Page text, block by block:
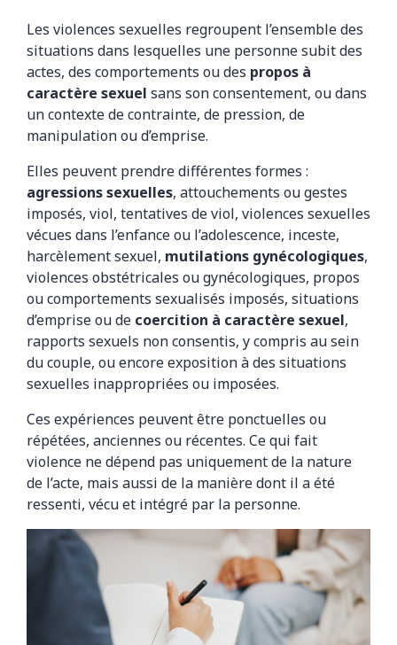
Les violences sexuelles regroupent l’ensemble des
situations dans lesquelles une personne subit des
actes, des comportements ou des propos à
caractère sexuel sans son consentement, ou dans
un contexte de contrainte, de pression, de
manipulation ou d’emprise.
Elles peuvent prendre différentes formes :
agressions sexuelles, attouchements ou gestes
imposés, viol, tentatives de viol, violences sexuelles
vécues dans l’enfance ou l’adolescence, inceste,
harcèlement sexuel, mutilations gynécologiques,
violences obstétricales ou gynécologiques, propos
ou comportements sexualisés imposés, situations
d’emprise ou de coercition à caractère sexuel,
rapports sexuels non consentis, y compris au sein
du couple, ou encore exposition à des situations
sexuelles inappropriées ou imposées.
Ces expériences peuvent être ponctuelles ou
répétées, anciennes ou récentes. Ce qui fait
violence ne dépend pas uniquement de la nature
de l’acte, mais aussi de la manière dont il a été
ressenti, vécu et intégré par la personne.